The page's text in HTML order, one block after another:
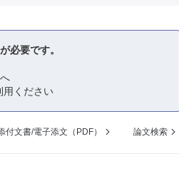
必要です。
へ
用ください
付文書/電子添文（PDF） 論文検索